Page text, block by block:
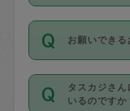
リカ、au
銀行振込や
なお、タス
金のご請求
りに、一定
（例：毎週
ンセルが有
は２回以上
ます。交通
時間帯は3
たり３時間
・ＡＭ ９
・ＰＭ １３
お願いできる
掃除、整理
作り置きで
タスカジさ
いるのですか